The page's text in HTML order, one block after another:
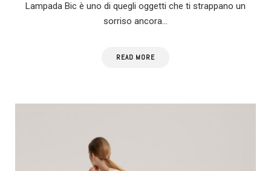
Lampada Bic è uno di quegli oggetti che ti strappano un
sorriso ancora…
READ MORE